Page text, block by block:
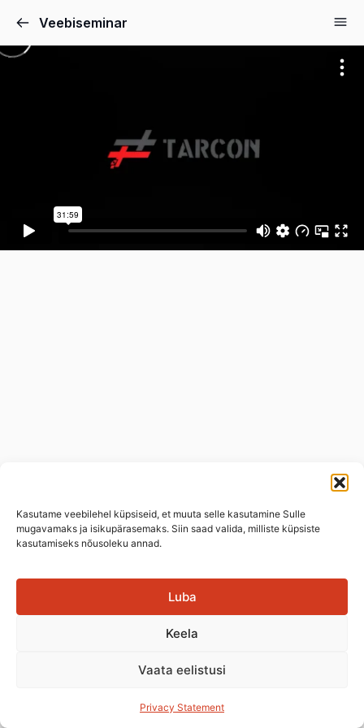
Kasutame veebilehel küpsiseid, et muuta selle kasutamine Sulle
mugavamaks ja isikupärasemaks. Siin saad valida, milliste küpsiste
kasutamiseks nõusoleku annad.
Luba
Keela
Vaata eelistusi
Privacy Statement
Veebiseminar